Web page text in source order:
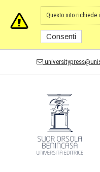
Questo sito richiede
Consenti